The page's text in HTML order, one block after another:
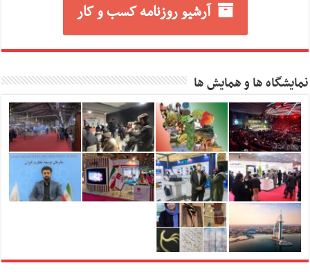
آرشیو روزنامه کسب و کار
نمایشگاه ها و همایش ها